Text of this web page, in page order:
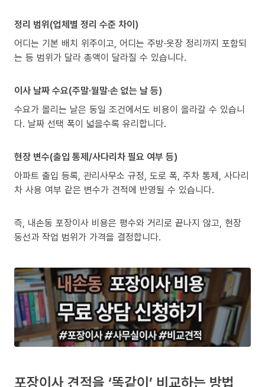
정리 범위(업체별 정리 수준 차이)
어디는 기본 배치 위주이고, 어디는 주방·옷장 정리까지 포함되
는 등 범위가 달라 총액이 달라질 수 있습니다.
이사 날짜 수요(주말·월말·손 없는 날 등)
수요가 몰리는 날은 동일 조건에서도 비용이 올라갈 수 있습니
다. 날짜 선택 폭이 넓을수록 유리합니다.
현장 변수(출입 통제/사다리차 필요 여부 등)
아파트 출입 등록, 관리사무소 규정, 도로 폭, 주차 통제, 사다리
차 사용 여부 같은 변수가 견적에 반영될 수 있습니다.
즉, 내손동 포장이사 비용은 평수와 거리로 끝나지 않고, 현장
동선과 작업 범위가 가격을 결정합니다.
포장이사 견적을 ‘똑같이’ 비교하는 방법